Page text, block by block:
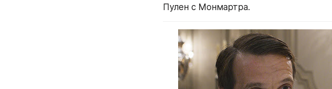
Пулен с Монмартра.